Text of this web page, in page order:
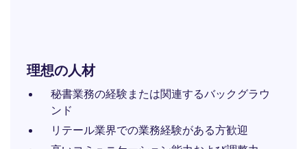
理想の人材
秘書業務の経験または関連するバックグラウ
ンド
リテール業界での業務経験がある方歓迎